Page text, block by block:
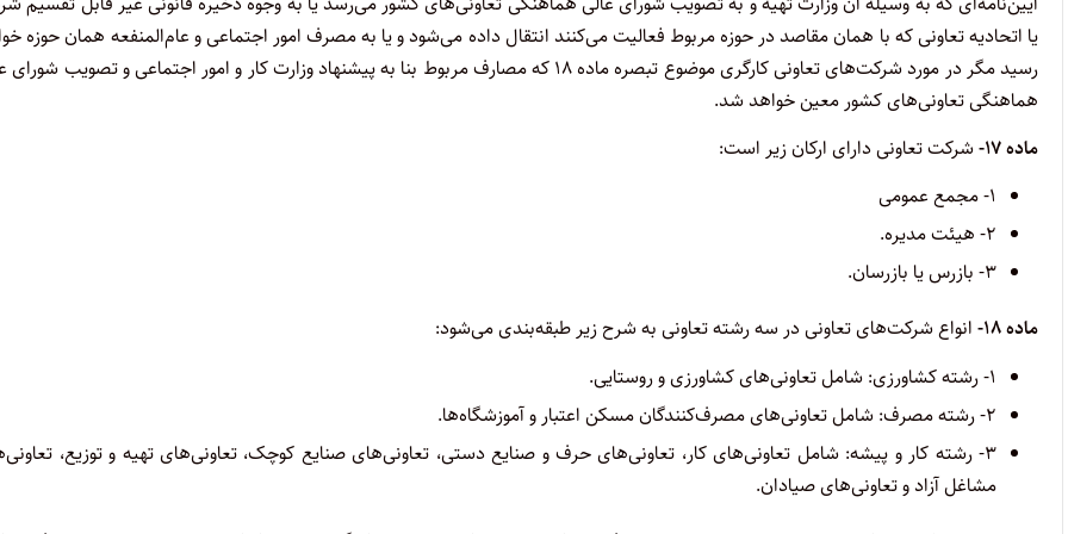
یا اتحادیه تعاونی که با همان مقاصد در حوزه مربوط فعالیت می‌کنند انتقال داده می‌شود و یا به مصرف امور اجتماعی و عام‌المنفعه همان حوزه
رسید مگر در مورد شرکت‌های تعاونی کارگری موضوع تبصره ماده ۱۸ که مصارف مربوط بنا به پیشنهاد وزارت کار و امور اجتماعی و تصویب
هماهنگی تعاونی‌های کشور معین خواهد شد.
ماده ۱۷-
شرکت تعاونی دارای ارکان زیر است:
۱- مجمع عمومی
۲- هیئت مدیره.
۳- بازرس یا بازرسان.
ماده ۱۸-
انواع شرکت‌های تعاونی در سه رشته تعاونی به شرح زیر طبقه‌بندی می‌شود:
۱- رشته کشاورزی: شامل تعاونی‌های کشاورزی و روستایی.
۲- رشته مصرف: شامل تعاونی‌های مصرف‌کنندگان مسکن اعتبار و آموزشگاه‌ها.
۳- رشته کار و پیشه: شامل تعاونی‌های کار، تعاونی‌های حرف و صنایع دستی، تعاونی‌های صنایع کوچک، تعاونی‌های تهیه و توزیع،
مشاغل ‌آزاد و تعاونی‌های صیادان.